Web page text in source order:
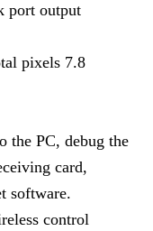
port output
pixels 7.8
the PC, debug the
card,
software.
control